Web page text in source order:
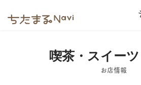
喫茶・スイー
お店情報